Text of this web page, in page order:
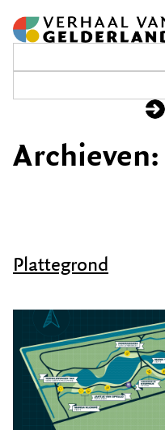
naar
de
inhoud
Archieven:
Plattegrond